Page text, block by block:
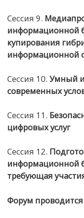
Сессия 9.
информационной
купирования
информационной
Сессия 10. Умный и
современных
Сессия 11.
цифровых услуг
Сессия 12.
информационной
требующая
Форум